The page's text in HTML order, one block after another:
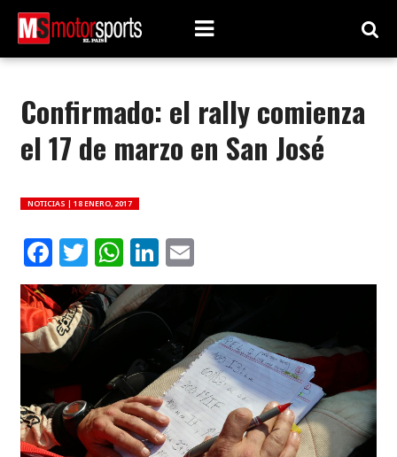
Confirmado: el rally comienza
el 17 de marzo en San José
NOTICIAS | 18 ENERO, 2017
Facebook
Twitter
WhatsApp
LinkedIn
Email